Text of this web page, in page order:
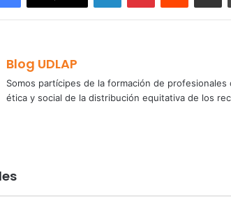
Blog UDLAP
Somos partícipes de la formación de
ética y social de la distribución equitativa de los